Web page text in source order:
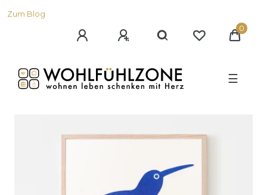
Zum Blog
0
☰